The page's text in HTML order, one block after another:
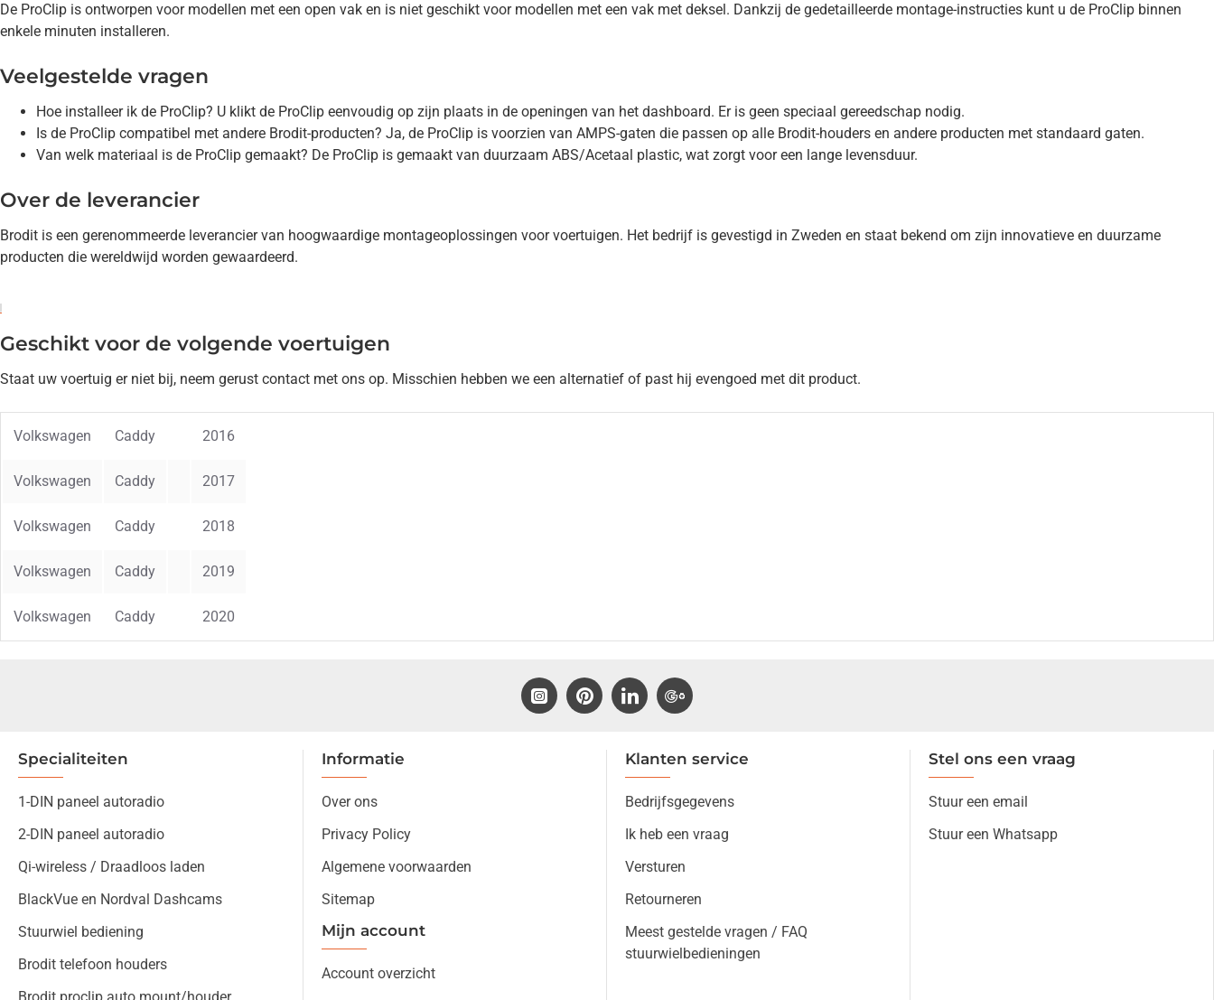
De ProClip is ontworpen voor modellen met een open vak en is niet geschikt voor modellen met een vak met deksel. Dankzij de gedetailleerde montage-instructies kunt u de ProClip binnen
enkele minuten installeren.
Veelgestelde vragen
Hoe installeer ik de ProClip? U klikt de ProClip eenvoudig op zijn plaats in de openingen van het dashboard. Er is geen speciaal gereedschap nodig.
Is de ProClip compatibel met andere Brodit-producten? Ja, de ProClip is voorzien van AMPS-gaten die passen op alle Brodit-houders en andere producten met standaard gaten.
Van welk materiaal is de ProClip gemaakt? De ProClip is gemaakt van duurzaam ABS/Acetaal plastic, wat zorgt voor een lange levensduur.
Over de leverancier
Brodit is een gerenommeerde leverancier van hoogwaardige montageoplossingen voor voertuigen. Het bedrijf is gevestigd in Zweden en staat bekend om zijn innovatieve en duurzame
producten die wereldwijd worden gewaardeerd.
Geschikt voor de volgende voertuigen
Staat uw voertuig er niet bij, neem gerust contact met ons op. Misschien hebben we een alternatief of past hij evengoed met dit product.
Volkswagen Caddy 2016
Volkswagen Caddy 2017
Volkswagen Caddy 2018
Volkswagen Caddy 2019
Volkswagen Caddy 2020
Specialiteiten
1-DIN paneel autoradio
2-DIN paneel autoradio
Qi-wireless / Draadloos laden
BlackVue en Nordval Dashcams
Stuurwiel bediening
Brodit telefoon houders
Informatie
Over ons
Privacy Policy
Algemene voorwaarden
Sitemap
Mijn account
Account overzicht
Klanten service
Bedrijfsgegevens
Ik heb een vraag
Versturen
Retourneren
Meest gestelde vragen / FAQ
stuurwielbedieningen
Stel ons een vraag
Stuur een email
Stuur een Whatsapp